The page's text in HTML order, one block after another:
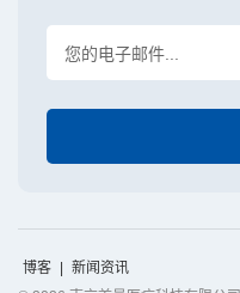
博客 | 新闻资讯